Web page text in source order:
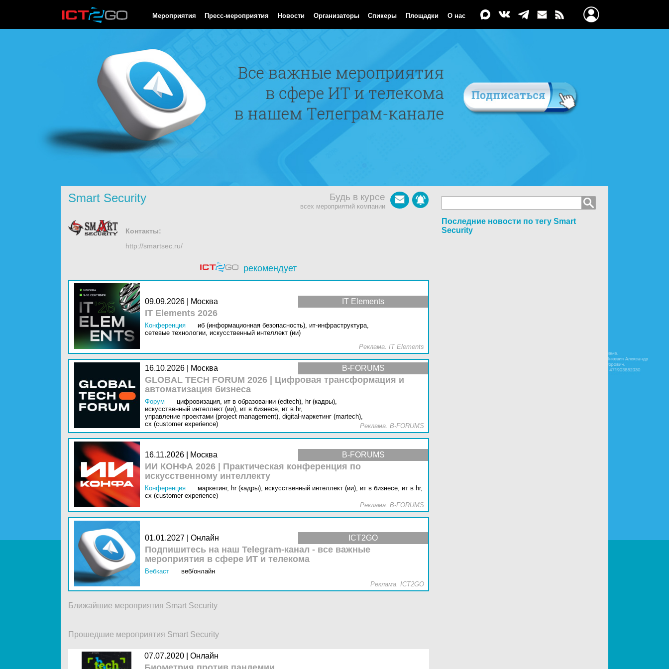
Мероприятия Пресс-мероприятия Новости Организаторы Спикеры Площадки О нас
Smart Security Будь в курсе
всех мероприятий компании
Контакты:
http://smartsec.ru/
рекомендует
IT Elements
09.09.2026 | Москва
IT Elements 2026
Конференция иб (информационная безопасность), ит-инфраструктура,
сетевые технологии, искусственный интеллект (ии)
Реклама. IT Elements
B-FORUMS
16.10.2026 | Москва
GLOBAL TECH FORUM 2026 | Цифровая трансформация и
автоматизация бизнеса
Форум цифровизация, ит в образовании (edtech), hr (кадры),
искусственный интеллект (ии), ит в бизнесе, ит в hr,
управление проектами (project management), digital-маркетинг (martech),
cx (customer experience)
Реклама. B-FORUMS
B-FORUMS
16.11.2026 | Москва
ИИ КОНФА 2026 | Практическая конференция по
искусственному интеллекту
Конференция маркетинг, hr (кадры), искусственный интеллект (ии), ит в бизнесе, ит в hr,
cx (customer experience)
Реклама. B-FORUMS
ICT2GO
01.01.2027 | Онлайн
Подпишитесь на наш Telegram-канал - все важные
мероприятия в сфере ИТ и телекома
Вебкаст
веб/онлайн
Реклама. ICT2GO
Ближайшие мероприятия Smart Security
Прошедшие мероприятия Smart Security
07.07.2020 | Онлайн
Последние новости по тегу Smart
Security